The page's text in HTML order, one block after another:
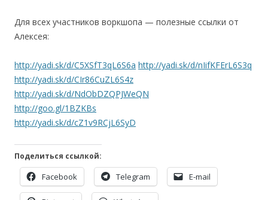
Для всех участников воркшопа — полезные ссылки от
Алексея:
http://yadi.sk/d/C5XSfT3qL6S6a http://yadi.sk/d/nIifKFErL6S3q
http://yadi.sk/d/CIr86CuZL6S4z
http://yadi.sk/d/NdObDZQPJWeQN
http://goo.gl/1BZKBs
http://yadi.sk/d/cZ1v9RCjL6SyD
Поделиться ссылкой:
Facebook Telegram E-mail